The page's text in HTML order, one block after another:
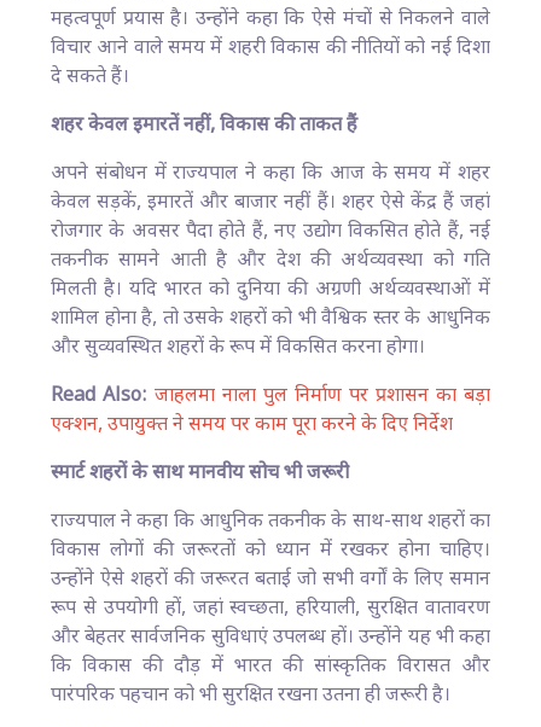
महत्वपूर्ण प्रयास है। उन्होंने कहा कि ऐसे मंचों से निकलने वाले
विचार आने वाले समय में शहरी विकास की नीतियों को नई दिशा
दे सकते हैं।
शहर केवल इमारतें नहीं, विकास की ताकत हैं
अपने संबोधन में राज्यपाल ने कहा कि आज के समय में शहर
केवल सड़कें, इमारतें और बाजार नहीं हैं। शहर ऐसे केंद्र हैं जहां
रोजगार के अवसर पैदा होते हैं, नए उद्योग विकसित होते हैं, नई
तकनीक सामने आती है और देश की अर्थव्यवस्था को गति
मिलती है। यदि भारत को दुनिया की अग्रणी अर्थव्यवस्थाओं में
शामिल होना है, तो उसके शहरों को भी वैश्विक स्तर के आधुनिक
और सुव्यवस्थित शहरों के रूप में विकसित करना होगा।
Read Also: जाहलमा नाला पुल निर्माण पर प्रशासन का बड़ा
एक्शन, उपायुक्त ने समय पर काम पूरा करने के दिए निर्देश
स्मार्ट शहरों के साथ मानवीय सोच भी जरूरी
राज्यपाल ने कहा कि आधुनिक तकनीक के साथ-साथ शहरों का
विकास लोगों की जरूरतों को ध्यान में रखकर होना चाहिए।
उन्होंने ऐसे शहरों की जरूरत बताई जो सभी वर्गों के लिए समान
रूप से उपयोगी हों, जहां स्वच्छता, हरियाली, सुरक्षित वातावरण
और बेहतर सार्वजनिक सुविधाएं उपलब्ध हों। उन्होंने यह भी कहा
कि विकास की दौड़ में भारत की सांस्कृतिक विरासत और
पारंपरिक पहचान को भी सुरक्षित रखना उतना ही जरूरी है।